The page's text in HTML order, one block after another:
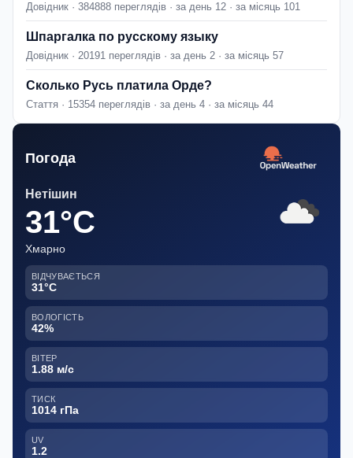
Довідник · 384888 переглядів · за день 12 · за місяць 101
Шпаргалка по русскому языку
Довідник · 20191 переглядів · за день 2 · за місяць 57
Сколько Русь платила Орде?
Стаття · 15354 переглядів · за день 4 · за місяць 44
Погода
Нетішин
31°C
Хмарно
ВІДЧУВАЄТЬСЯ
31°C
ВОЛОГІСТЬ
42%
ВІТЕР
1.88 м/с
ТИСК
1014 гПа
UV
1.2